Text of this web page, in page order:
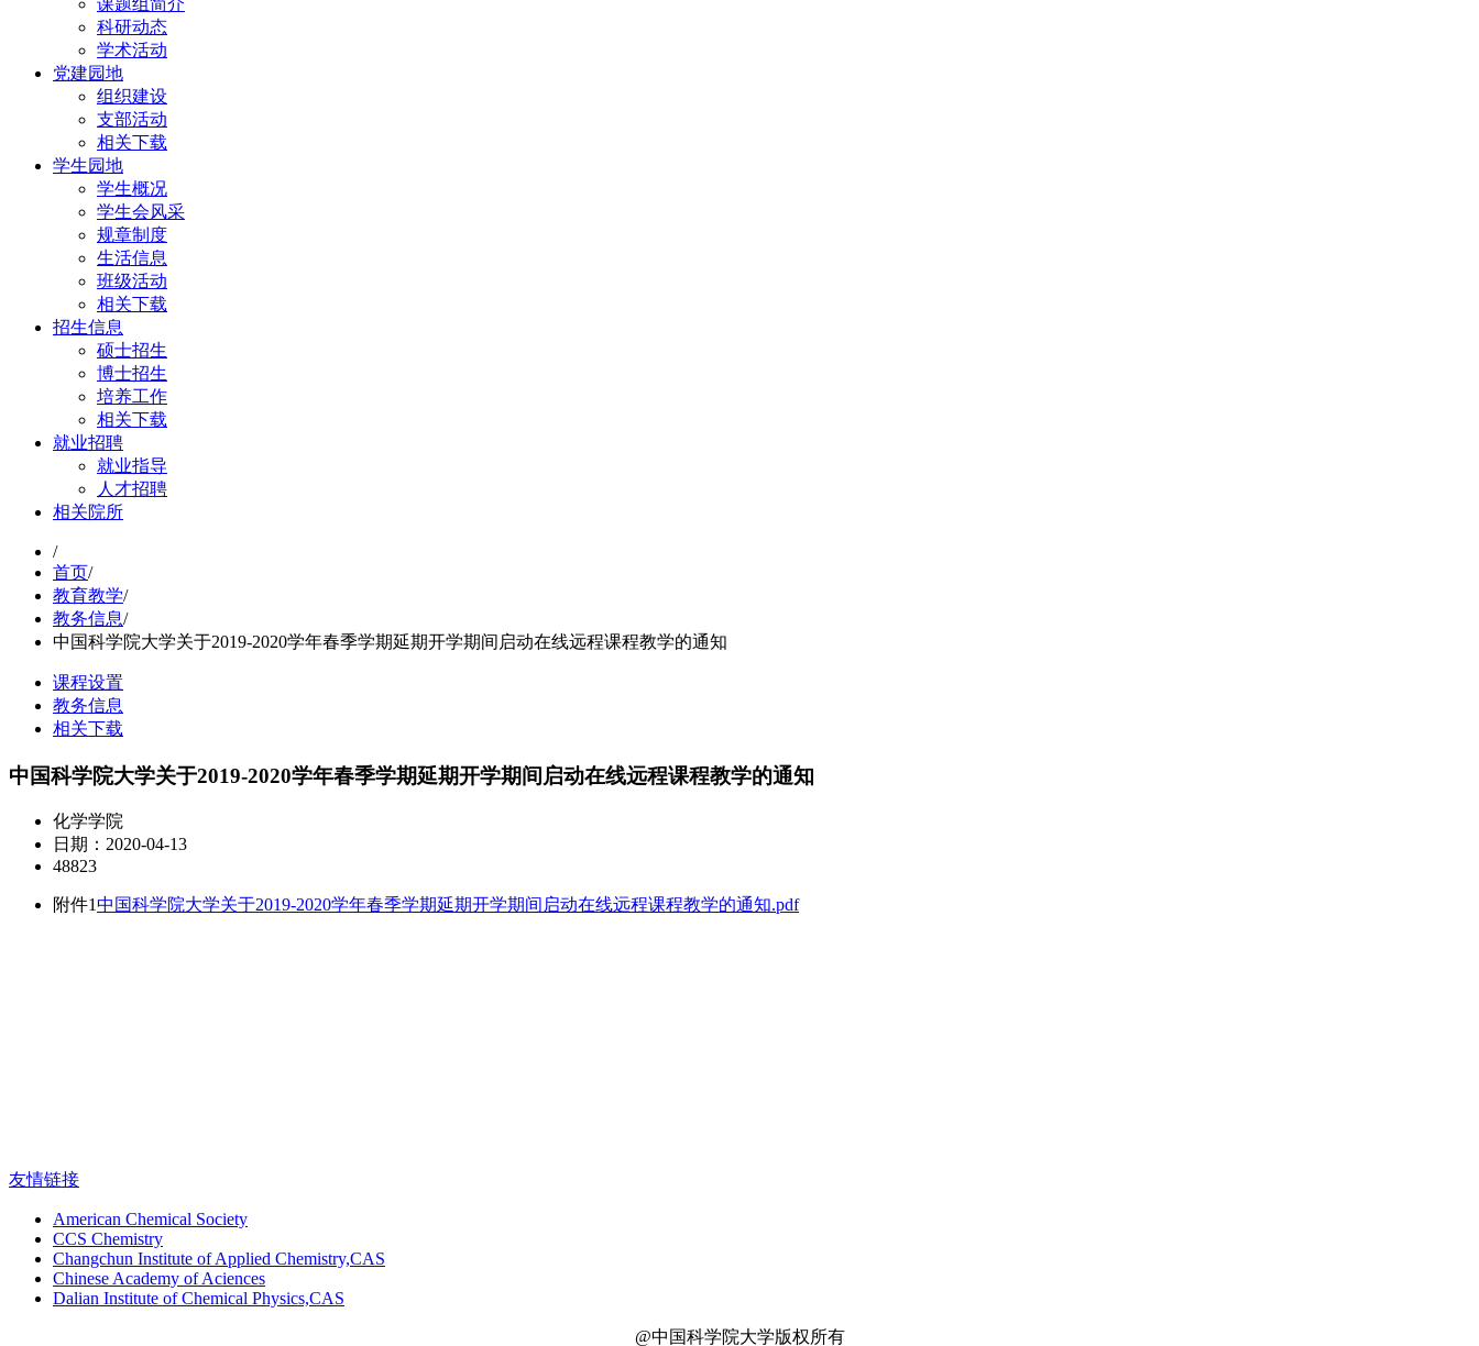
科研动态
学术活动
党建园地
组织建设
支部活动
相关下载
学生园地
学生概况
学生会风采
规章制度
生活信息
班级活动
相关下载
招生信息
硕士招生
博士招生
培养工作
相关下载
就业招聘
就业指导
人才招聘
相关院所
/
首页/
教育教学/
教务信息/
中国科学院大学关于2019-2020学年春季学期延期开学期间启动在线远程课程教学的通知
课程设置
教务信息
相关下载
中国科学院大学关于2019-2020学年春季学期延期开学期间启动在线远程课程教学的通知
化学学院
日期：2020-04-13
48823
附件1中国科学院大学关于2019-2020学年春季学期延期开学期间启动在线远程课程教学的通知.pdf
友情链接
American Chemical Society
CCS Chemistry
Changchun Institute of Applied Chemistry,CAS
Chinese Academy of Aciences
Dalian Institute of Chemical Physics,CAS
@中国科学院大学版权所有